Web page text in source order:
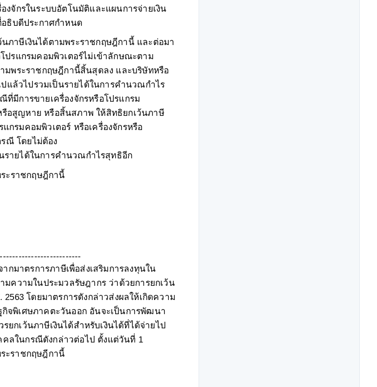
งจักรในระบบอัตโนมัติและแผนการจ่ายเงิน
ธิบดีประกาศกำหนด
ภาษีเงินได้ตามพระราชกฤษฎีกานี้ และต่อมา
ปรแกรมคอมพิวเตอร์ไม่เข้าลักษณะตาม
มพระราชกฤษฎีกานี้สิ้นสุดลง และบริษัทหรือ
แล้วไปรวมเป็นรายได้ในการคำนวณกำไร
มีการขายเครื่องจักรหรือโปรแกรม
รือสูญหาย หรือสิ้นสภาพ ให้สิทธิยกเว้นภาษี
กรมคอมพิวเตอร์ หรือเครื่องจักรหรือ
ณี โดยไม่ต้อง
รายได้ในการคำนวณกำไรสุทธิอีก
ะราชกฤษฎีกานี้
กมาตรการภาษีเพื่อส่งเสริมการลงทุนใน
ความในประมวลรัษฎากร ว่าด้วยการยกเว้น
โดยมาตรการดังกล่าวส่งผลให้เกิดความ
จพิเศษภาคตะวันออก อันจะเป็นการพัฒนา
กเว้นภาษีเงินได้สำหรับเงินได้ที่ได้จ่ายไป
ลในกรณีดังกล่าวต่อไป ตั้งแต่วันที่ 1
ะราชกฤษฎีกานี้